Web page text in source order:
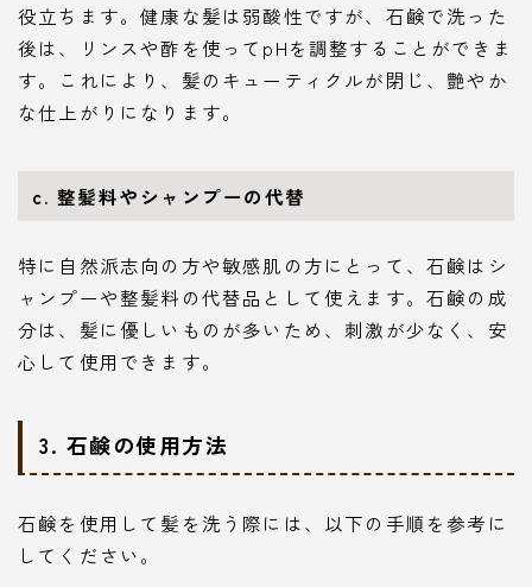
役立ちます。健康な髪は弱酸性ですが、石鹸で洗った
後は、リンスや酢を使ってpHを調整することができま
す。これにより、髪のキューティクルが閉じ、艶やか
な仕上がりになります。
c. 整髪料やシャンプーの代替
特に自然派志向の方や敏感肌の方にとって、石鹸はシ
ャンプーや整髪料の代替品として使えます。石鹸の成
分は、髪に優しいものが多いため、刺激が少なく、安
心して使用できます。
3. 石鹸の使用方法
石鹸を使用して髪を洗う際には、以下の手順を参考に
してください。